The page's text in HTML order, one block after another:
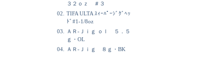
３２ｏｚ ＃３
02.
TIFA ULTA ｽｨｰﾊﾟｰｼﾞｸﾞﾍｯ
ﾄﾞ#1-1/8oz
03.
ＡＲ-Ｊｉｇ ｏｌ ５．５
ｇ・OL
04.
ＡＲ-Ｊｉｇ ８ｇ・BK